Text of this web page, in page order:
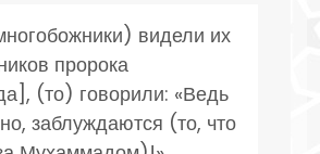
видели их
пророка
(то) говорили: «Ведь
заблуждаются (то, что